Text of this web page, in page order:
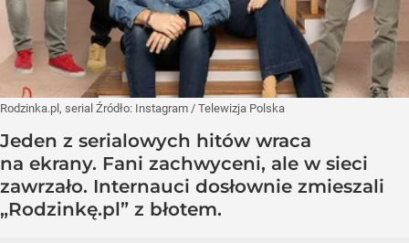
Rodzinka.pl, serial Źródło: Instagram / Telewizja Polska
Jeden z serialowych hitów wraca
na ekrany. Fani zachwyceni, ale w sieci
zawrzało. Internauci dosłownie zmieszali
„Rodzinkę.pl” z błotem.